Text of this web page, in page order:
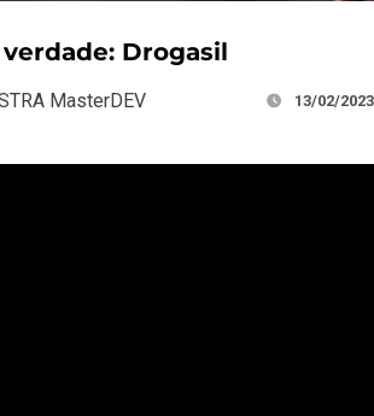
Drogasil
MasterDEV 13/02/2023